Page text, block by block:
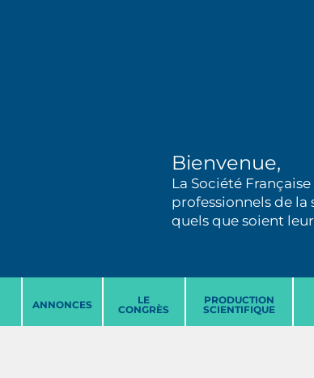
Bienvenue,
La Société
professionnels de la
quels que soient
ANNONCES
LE
CONGRÈS
PRODUCTION
SCIENTIFIQUE